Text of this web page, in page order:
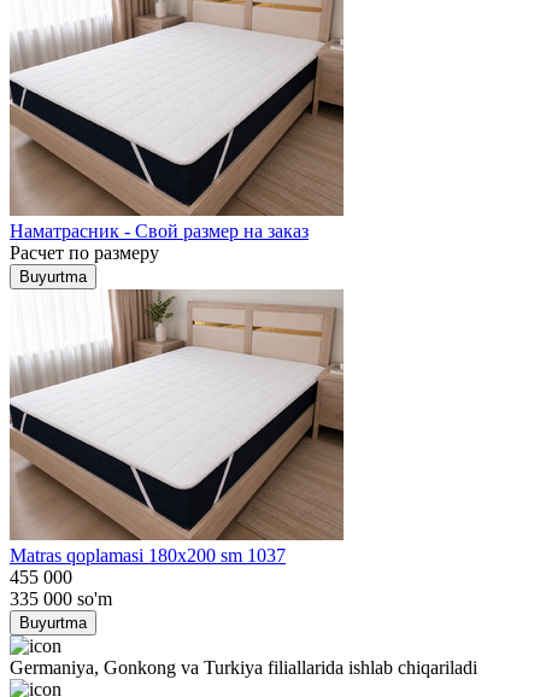
Наматрасник - Свой размер на заказ
Расчет по размеру
Buyurtma
Matras qoplamasi 180x200 sm 1037
455 000
335 000 so'm
Buyurtma
Germaniya, Gonkong va Turkiya filiallarida ishlab chiqariladi